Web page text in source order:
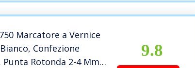
Marcatore a Vernice
Confezione
Punta Rotonda 2-4 Mm,
9.8